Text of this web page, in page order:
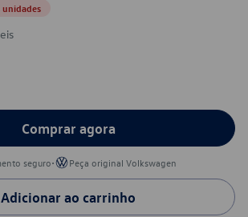
unidades
Comprar agora
seguro• Peça original Volkswagen
Adicionar ao carrinho